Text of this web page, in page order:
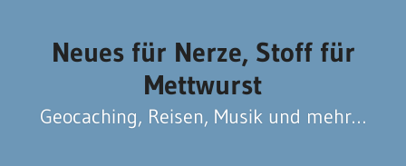
Neues für Nerze, Stoff für
Mettwurst
Geocaching, Reisen, Musik und mehr…